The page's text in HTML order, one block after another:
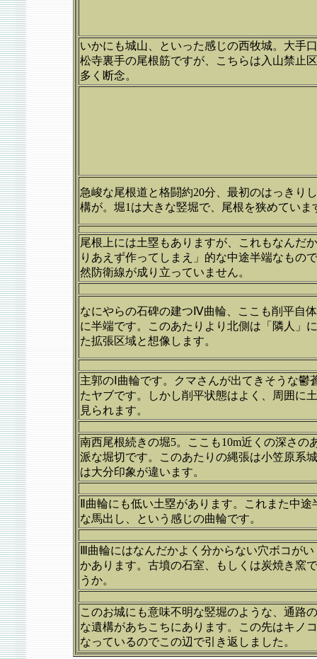
いかにも城山、といった感じの西牧城。大手
松寺裏手の尾根筋ですが、こちらは入山禁止
多く断念。
急峻な尾根道と格闘約20分、最初のはっきり
構が。堀1は大きな竪堀で、尾根を狭めていま
尾根上には土塁もありますが、これもなんだ
りあえず作ってしまえ」的な中途半端なもの
然防衛線が成り立っていません。
なにやらの石碑の建つⅣ曲輪、ここも削平自
に半端です。このあたりより北側は「隣人」
た拡張区域と想像します。
主郭のⅠ曲輪です。クマさんが出てきそうな鬱
たヤブです。しかし削平状態はよく、周囲に
見られます。
南西尾根続きの堀5。ここも10m近くの深さの
派な堀切です。このあたりの縄張は小笠原系
は大分印象が違います。
Ⅱ曲輪にも低い土塁があります。これまた中途
な馬出し、という感じの曲輪です。
Ⅲ曲輪にはなんだかよく分からない穴ボコがい
かあります。古墳の石室、もしくは炭焼き窯
うか。
このお城にも意味不明な竪堀のような、通路
な遺構があちこちにあります。この先はキノ
なっているのでこの辺で引き返しました。